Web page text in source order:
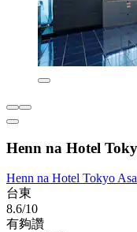
Henn na Hotel
Henn na Hotel Tokyo
台東
8.6/10
有夠讚